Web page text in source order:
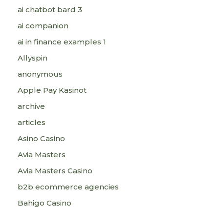
ai chatbot bard 3
ai companion
ai in finance examples 1
Allyspin
anonymous
Apple Pay Kasinot
archive
articles
Asino Casino
Avia Masters
Avia Masters Casino
b2b ecommerce agencies
Bahigo Casino